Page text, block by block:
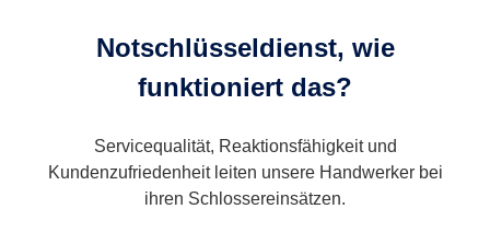
Notschlüsseldienst, wie
funktioniert das?
Servicequalität, Reaktionsfähigkeit und
Kundenzufriedenheit leiten unsere Handwerker bei
ihren Schlossereinsätzen.